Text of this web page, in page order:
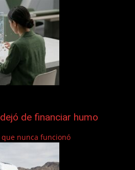
de financiar humo
nunca funcionó